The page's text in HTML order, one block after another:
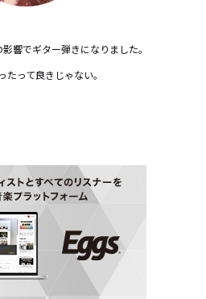
響でギター弾きになりました。
たって良きじゃない。